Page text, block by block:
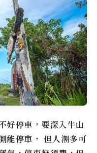
好停車，要深入牛山
能停車， 但人潮多可